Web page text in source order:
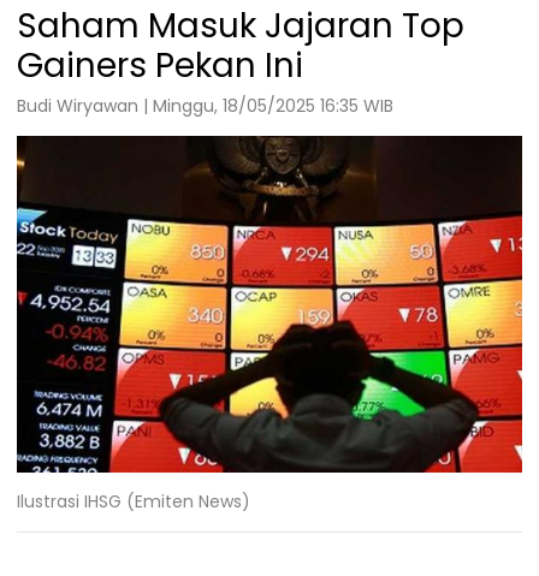
Saham Masuk Jajaran Top
Gainers Pekan Ini
Budi Wiryawan | Minggu, 18/05/2025 16:35 WIB
Ilustrasi IHSG (Emiten News)